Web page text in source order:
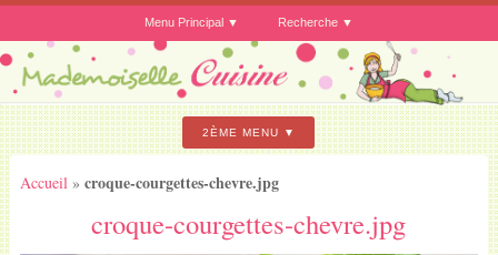
Menu Principal Recherche
2ÈME MENU
Accueil » croque-courgettes-chevre.jpg
croque-courgettes-chevre.jpg